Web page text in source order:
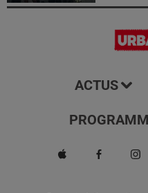
ACTUS